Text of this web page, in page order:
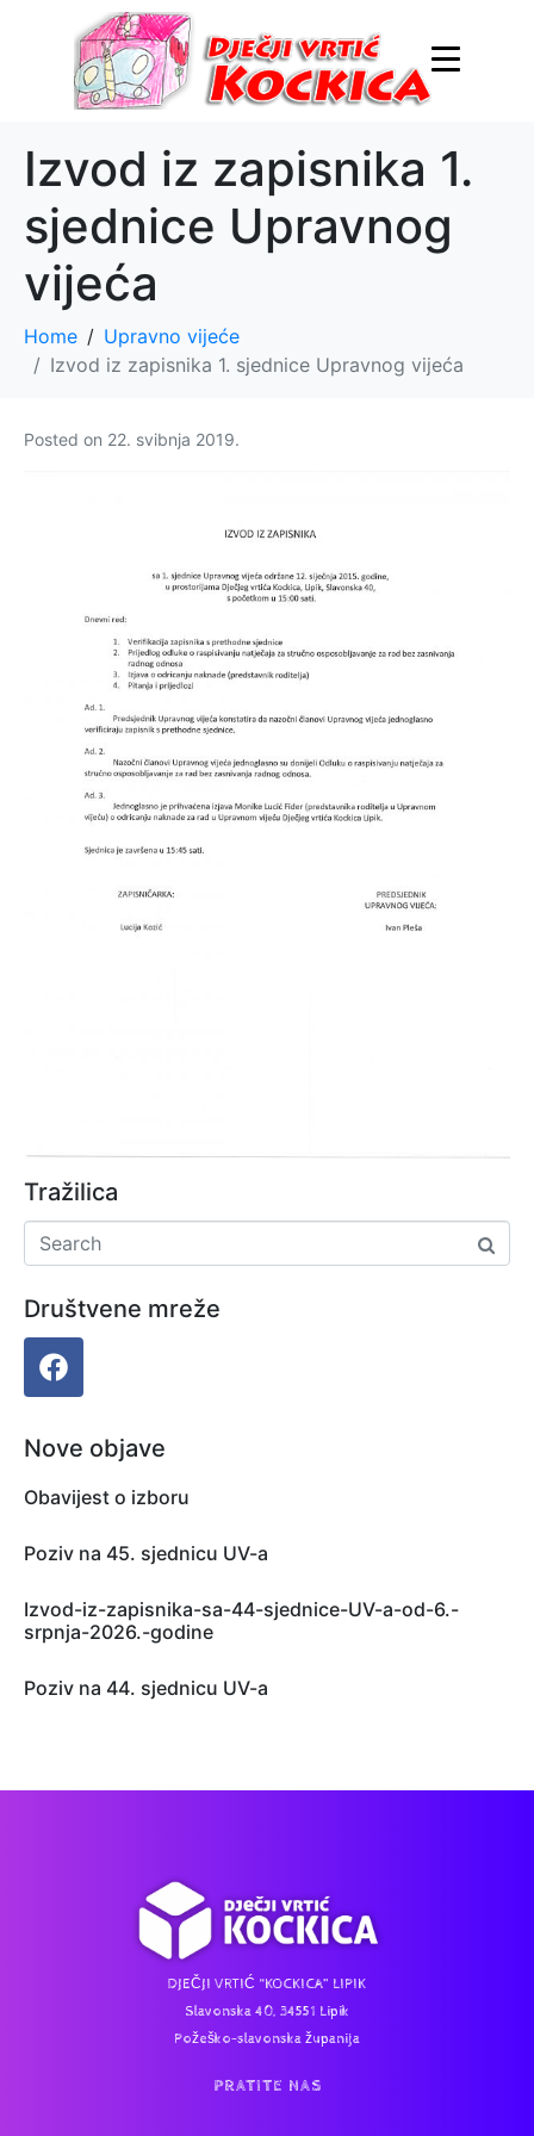
Izvod iz zapisnika 1.
sjednice Upravnog
vijeća
Home
Upravno vijeće
Izvod iz zapisnika 1. sjednice Upravnog vijeća
Posted on 22. svibnja 2019.
Tražilica
Društvene mreže
Nove objave
Obavijest o izboru
Poziv na 45. sjednicu UV-a
Izvod-iz-zapisnika-sa-44-sjednice-UV-a-od-6.-
srpnja-2026.-godine
Poziv na 44. sjednicu UV-a
DJEČJI VRTIĆ “KOCKICA” LIPIK
Slavonska 40, 34551 Lipik
Požeško-slavonska županija
PRATITE NAS